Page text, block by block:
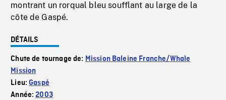
montrant un rorqual bleu soufflant au large de la
côte de Gaspé.
DÉTAILS
Chute de tournage de: Mission Baleine Franche/Whale
Mission
Lieu:Gaspé
Année:2003